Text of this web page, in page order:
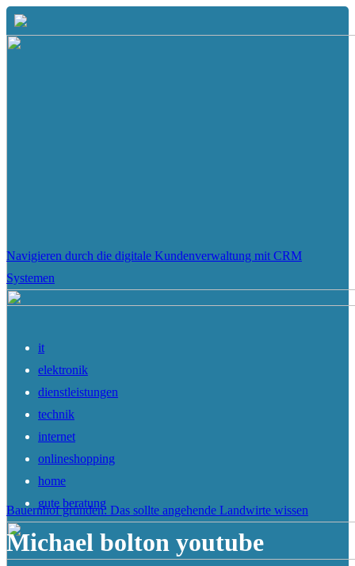
Navigieren durch die digitale Kundenverwaltung mit CRM
Systemen
Bauernhof gründen: Das sollte angehende Landwirte wissen
it
elektronik
dienstleistungen
technik
internet
onlineshopping
home
gute beratung
Michael bolton youtube